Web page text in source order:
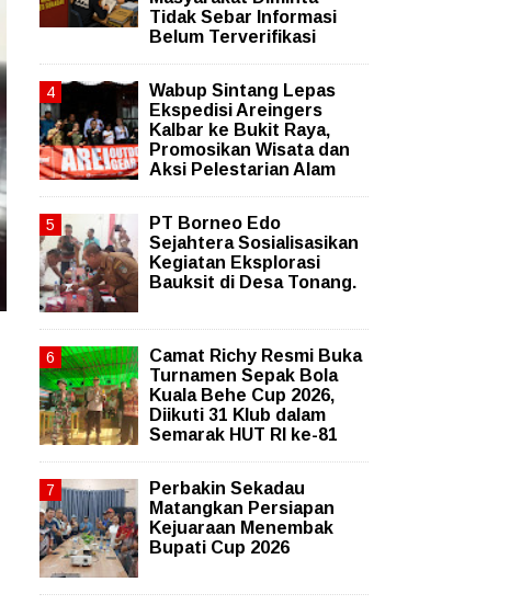
Tidak Sebar Informasi
Belum Terverifikasi
Wabup Sintang Lepas
Ekspedisi Areingers
Kalbar ke Bukit Raya,
Promosikan Wisata dan
Aksi Pelestarian Alam
PT Borneo Edo
Sejahtera Sosialisasikan
Kegiatan Eksplorasi
Bauksit di Desa Tonang.
Camat Richy Resmi Buka
Turnamen Sepak Bola
Kuala Behe Cup 2026,
Diikuti 31 Klub dalam
Semarak HUT RI ke-81
Perbakin Sekadau
Matangkan Persiapan
Kejuaraan Menembak
Bupati Cup 2026